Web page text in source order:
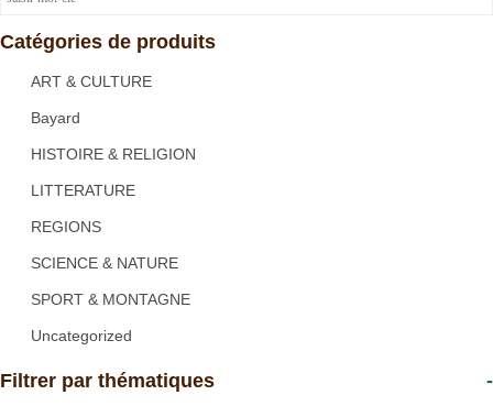
Catégories de produits
ART & CULTURE
Bayard
HISTOIRE & RELIGION
LITTERATURE
REGIONS
SCIENCE & NATURE
SPORT & MONTAGNE
Uncategorized
Filtrer par thématiques -